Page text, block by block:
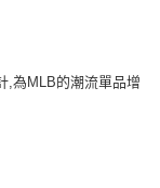
,為MLB的潮流單品增